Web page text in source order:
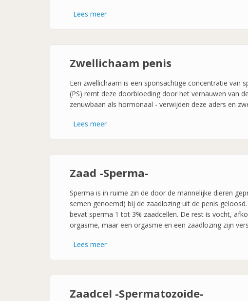
Lees meerover
Zwellichaam penis
Een zwellichaam is een sponsachtige concentratie van
(PS) remt deze doorbloeding door het vernauwen van
zenuwbaan als hormonaal - verwijden deze aders en
Lees meerover
Zaad -Sperma-
Sperma is in ruime zin de door de mannelijke dieren
semen genoemd) bij de zaadlozing uit de penis
bevat sperma 1 tot 3% zaadcellen. De rest is vocht,
orgasme, maar een orgasme en een zaadlozing zijn
Lees meerover
Zaadcel -Spermatozoide-